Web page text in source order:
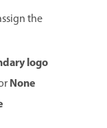
the
logo
None